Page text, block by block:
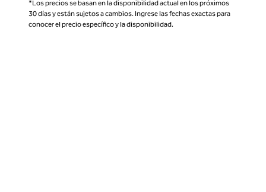
*Los precios se basan en la disponibilidad actual en los próximos
30 días y están sujetos a cambios. Ingrese las fechas exactas para
conocer el precio específico y la disponibilidad.